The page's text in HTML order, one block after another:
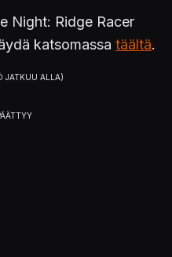
Night: Ridge Racer
katsomassa täältä.